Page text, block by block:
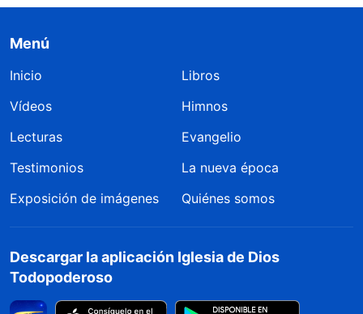
Menú
Inicio
Libros
Vídeos
Himnos
Lecturas
Evangelio
Testimonios
La nueva época
Exposición de imágenes
Quiénes somos
Descargar la aplicación Iglesia de Dios
Todopoderoso